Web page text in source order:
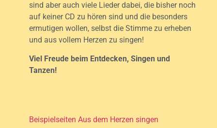
sind aber auch viele Lieder dabei, die bisher noch
auf keiner CD zu hören sind und die besonders
ermutigen wollen, selbst die Stimme zu erheben
und aus vollem Herzen zu singen!
Viel Freude beim Entdecken, Singen und
Tanzen!
Beispielseiten Aus dem Herzen singen